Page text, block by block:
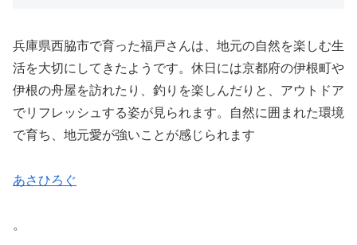
兵庫県西脇市で育った福戸さんは、地元の自然を楽しむ生
活を大切にしてきたようです。休日には京都府の伊根町や
伊根の舟屋を訪れたり、釣りを楽しんだりと、アウトドア
でリフレッシュする姿が見られます。自然に囲まれた環境
で育ち、地元愛が強いことが感じられます​
あさひろぐ
。